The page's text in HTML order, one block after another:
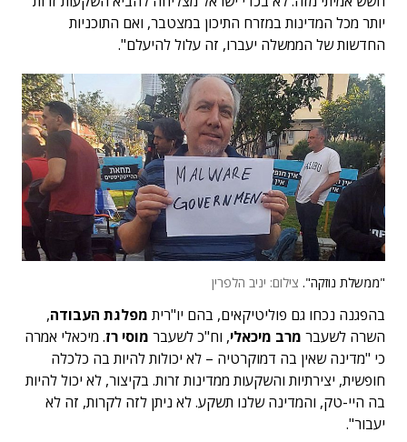
יותר מכל המדינות במזרח התיכון במצטבר, ואם התוכניות
החדשות של הממשלה יעברו, זה עלול להיעלם".
"ממשלת נוזקה". צילום: יניב הלפרין
בהפגנה נכחו גם פוליטיקאים, בהם יו"רית מפלגת העבודה,
השרה לשעבר מרב מיכאלי, וח"כ לשעבר מוסי רז. מיכאלי אמרה
כי "מדינה שאין בה דמוקרטיה – לא יכולות להיות בה כלכלה
חופשית, יצירתיות והשקעות ממדינות זרות. בקיצור, לא יכול להיות
בה היי-טק, והמדינה שלנו תשקע. לא ניתן לזה לקרות, זה לא
יעבור".